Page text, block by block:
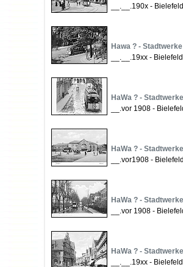
__.__.190x -
Hawa ? -
__.__.19xx -
HaWa ? -
__.vor 1908 -
HaWa ? -
__.vor1908 -
HaWa ? -
__.vor 1908 -
HaWa ? -
__.__.19xx -